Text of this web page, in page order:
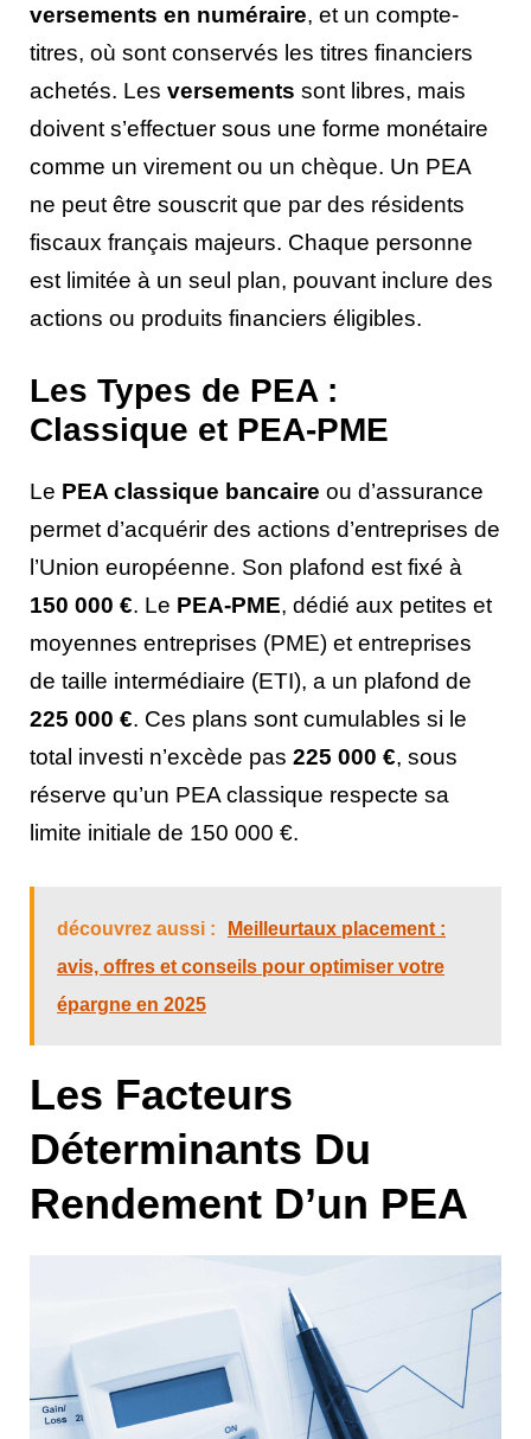
versements en numéraire, et un compte-
titres, où sont conservés les titres financiers
achetés. Les versements sont libres, mais
doivent s’effectuer sous une forme monétaire
comme un virement ou un chèque. Un PEA
ne peut être souscrit que par des résidents
fiscaux français majeurs. Chaque personne
est limitée à un seul plan, pouvant inclure des
actions ou produits financiers éligibles.
Les Types de PEA :
Classique et PEA-PME
Le PEA classique bancaire ou d’assurance
permet d’acquérir des actions d’entreprises de
l’Union européenne. Son plafond est fixé à
150 000 €. Le PEA-PME, dédié aux petites et
moyennes entreprises (PME) et entreprises
de taille intermédiaire (ETI), a un plafond de
225 000 €. Ces plans sont cumulables si le
total investi n’excède pas 225 000 €, sous
réserve qu’un PEA classique respecte sa
limite initiale de 150 000 €.
découvrez aussi :
Meilleurtaux placement :
avis, offres et conseils pour optimiser votre
épargne en 2025
Les Facteurs
Déterminants Du
Rendement D’un PEA